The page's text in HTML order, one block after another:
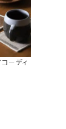
ーディ